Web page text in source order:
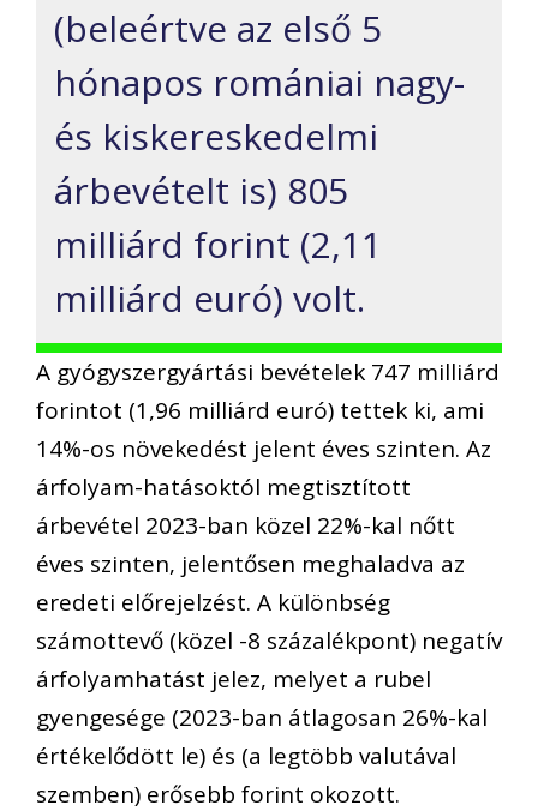
(beleértve az első 5
hónapos romániai nagy-
és kiskereskedelmi
árbevételt is) 805
milliárd forint (2,11
milliárd euró) volt.
A gyógyszergyártási bevételek 747 milliárd
forintot (1,96 milliárd euró) tettek ki, ami
14%-os növekedést jelent éves szinten. Az
árfolyam-hatásoktól megtisztított
árbevétel 2023-ban közel 22%-kal nőtt
éves szinten, jelentősen meghaladva az
eredeti előrejelzést. A különbség
számottevő (közel -8 százalékpont) negatív
árfolyamhatást jelez, melyet a rubel
gyengesége (2023-ban átlagosan 26%-kal
értékelődött le) és (a legtöbb valutával
szemben) erősebb forint okozott.